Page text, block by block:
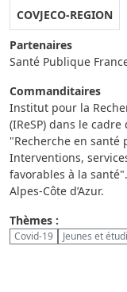
COVJECO-REGION
Partenaires
Santé Publique
Commanditaires
Institut pour la
(IReSP) dans le
"Recherche en santé
Interventions,
favorables à la
Alpes-Côte d’Azur.
Thèmes :
Covid-19 Jeunes et